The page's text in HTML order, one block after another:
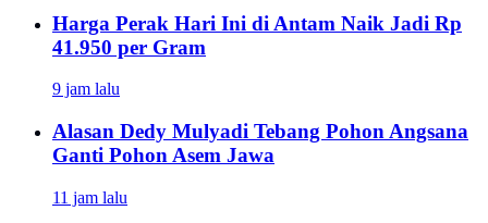
Harga Perak Hari Ini di Antam Naik Jadi Rp
41.950 per Gram
9 jam lalu
Alasan Dedy Mulyadi Tebang Pohon Angsana
Ganti Pohon Asem Jawa
11 jam lalu